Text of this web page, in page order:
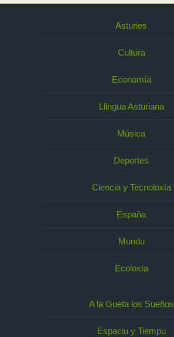
Asturies
Cultura
Economía
Llingua Asturiana
Música
Deportes
Ciencia y Tecnoloxía
España
Mundu
Ecoloxía
A la Gueta los Sueños
Espaciu y Tiempu